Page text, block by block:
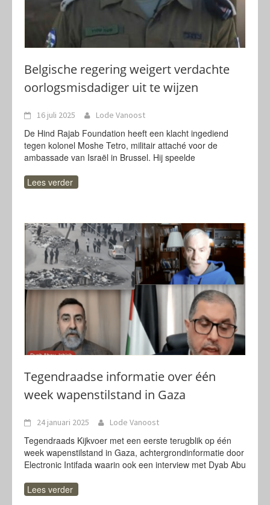
Belgische regering weigert verdachte
oorlogsmisdadiger uit te wijzen
16 juli 2025 Lode Vanoost
De Hind Rajab Foundation heeft een klacht ingediend
tegen kolonel Moshe Tetro, militair attaché voor de
ambassade van Israël in Brussel. Hij speelde
Lees verder
Tegendraadse informatie over één
week wapenstilstand in Gaza
24 januari 2025 Lode Vanoost
Tegendraads Kijkvoer met een eerste terugblik op één
week wapenstilstand in Gaza, achtergrondinformatie door
Electronic Intifada waarin ook een interview met Dyab Abu
Lees verder